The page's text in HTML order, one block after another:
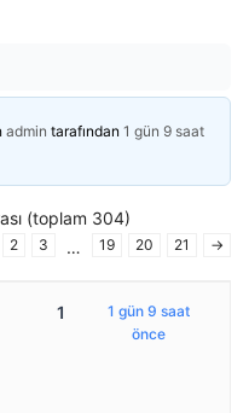
admin tarafından 1 gün 9 saat
(toplam 304)
2 3 … 19 20 21 →
1
1 gün 9 saat
önce